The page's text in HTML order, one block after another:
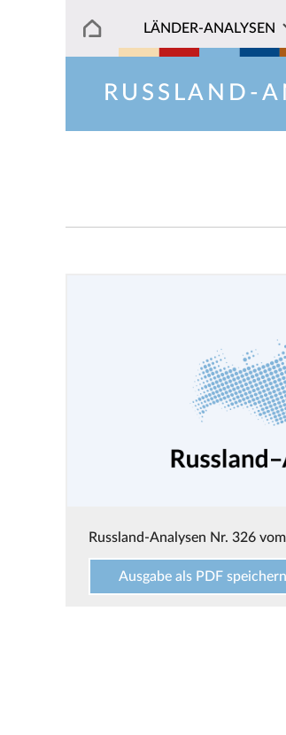
LÄNDER-ANALYSEN
RUSSLAND-
Russland-Analysen Nr. 326
Ausgabe als PDF speichern